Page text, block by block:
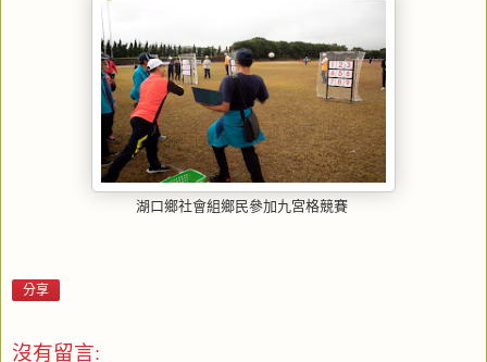
湖口鄉社會組鄉民參加九宮格競賽
分享
沒有留言: